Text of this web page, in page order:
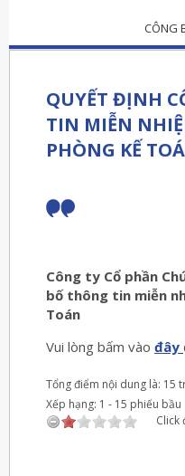
CÔNG
QUYẾT ĐỊNH
TIN MIỄN
PHÒNG KẾ
Công ty Cổ phần
bố thông tin miễn
Toán
Vui lòng bấm vào đây
Tổng điểm nội dung là: 15
Xếp hạng: 1 - 15 phiếu bầu
Click